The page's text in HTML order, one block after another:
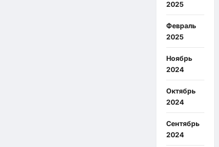
2025
Февраль
2025
Ноябрь
2024
Октябрь
2024
Сентябрь
2024